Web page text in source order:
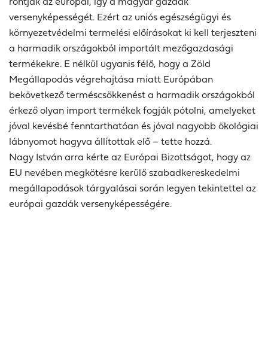
versenyképességét. Ezért az uniós egészségügyi és
környezetvédelmi termelési előírásokat ki kell terjeszteni
a harmadik országokból importált mezőgazdasági
termékekre. E nélkül ugyanis félő, hogy a Zöld
Megállapodás végrehajtása miatt Európában
bekövetkező terméscsökkenést a harmadik országokból
érkező olyan import termékek fogják pótolni, amelyeket
jóval kevésbé fenntarthatóan és jóval nagyobb ökológiai
lábnyomot hagyva állítottak elő – tette hozzá.
Nagy István arra kérte az Európai Bizottságot, hogy az
EU nevében megkötésre kerülő szabadkereskedelmi
megállapodások tárgyalásai során legyen tekintettel az
európai gazdák versenyképességére.